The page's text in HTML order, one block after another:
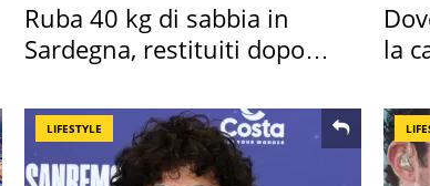
Ruba 40 kg di sabbia in
Sardegna, restituiti dopo
la
LIFESTYLE